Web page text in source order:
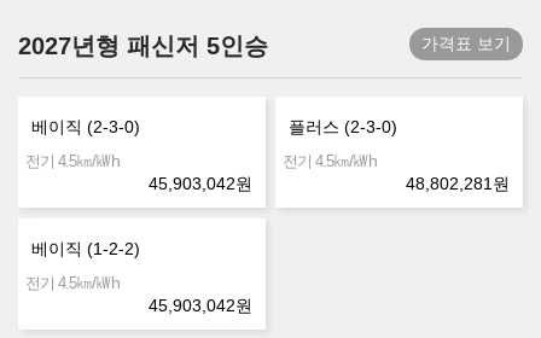
2027년형 패신저 5인승 가격표 보기
베이직 (2-3-0)
전기 4.5㎞/㎾h
45,903,042원
플러스 (2-3-0)
전기 4.5㎞/㎾h
48,802,281원
베이직 (1-2-2)
전기 4.5㎞/㎾h
45,903,042원